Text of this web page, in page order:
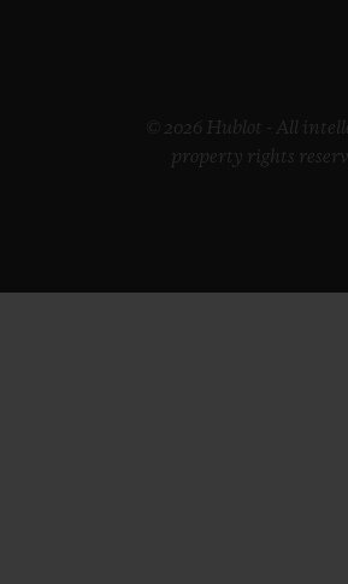
© 2026 Hublot - All
property rights